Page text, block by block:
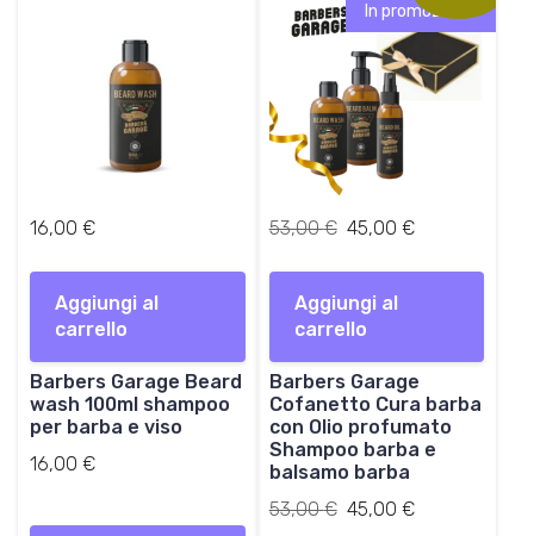
16,00 €
Aggiungi al
carrello
Barbers Garage Beard
wash 100ml shampoo
per barba e viso
16,00 €
In promozione!
53,00€ I
p
r
e
z
z
o
o
r
i
g
45,00 €
p
z
z
o
a
t
Aggiungi al
carrello
Barbers Garage
Cofanetto Cura barba
con Olio profumato
Shampoo barba e
balsamo barba
53,00€ Il
45,00 €